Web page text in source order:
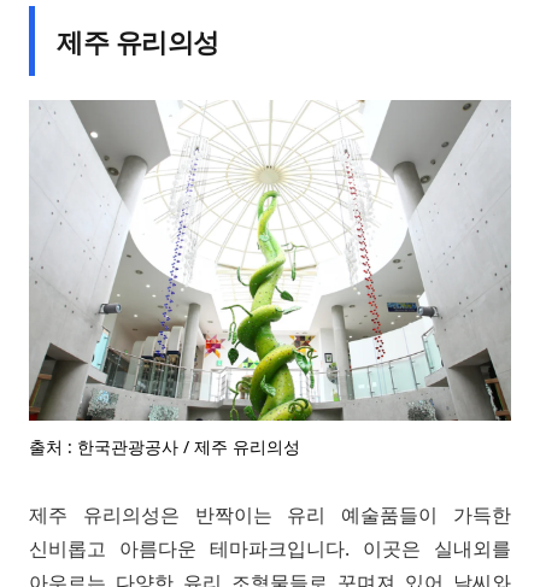
제주 유리의성
출처 : 한국관광공사 / 제주 유리의성
제주 유리의성은 반짝이는 유리 예술품들이 가득한
신비롭고 아름다운 테마파크입니다. 이곳은 실내외를